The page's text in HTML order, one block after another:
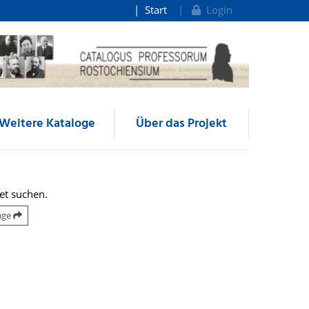
Start Login
Kataloge Über das Projekt
suchen.